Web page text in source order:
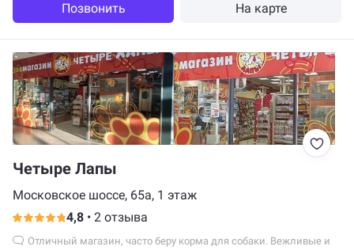
Позвонить На карте
Четыре Лапы
Московское шоссе, 65а, 1 этаж
4,8 • 2 отзыва